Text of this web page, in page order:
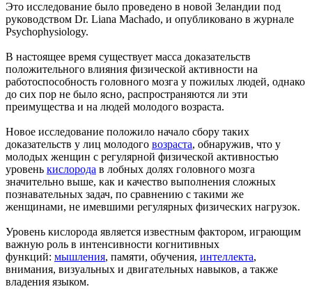
Это исследование было проведено в новой Зеландии под
руководством Dr. Liana Machado, и опубликовано в журнале
Psychophysiology.
В настоящее время существует масса доказательств
положительного влияния физической активности на
работоспособность головного мозга у пожилых людей, однако
до сих пор не было ясно, распространяются ли эти
преимущества и на людей молодого возраста.
Новое исследование положило начало сбору таких
доказательств у лиц молодого возраста, обнаружив, что у
молодых женщин с регулярной физической активностью
уровень кислорода в лобных долях головного мозга
значительно выше, как и качество выполнения сложных
познавательных задач, по сравнению с такими же
женщинами, не имевшими регулярных физических нагрузок.
Уровень кислорода является известным фактором, играющим
важную роль в интенсивности когнитивных
функций: мышления, памяти, обучения, интеллекта,
внимания, визуальных и двигательных навыков, а также
владения языком.